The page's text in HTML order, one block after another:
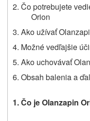
2. Čo potrebujete
Orion
3. Ako užívať
4. Možné vedľajšie
5. Ako uchovávať
6. Obsah balenia a
1.Čo jeOlanzapin